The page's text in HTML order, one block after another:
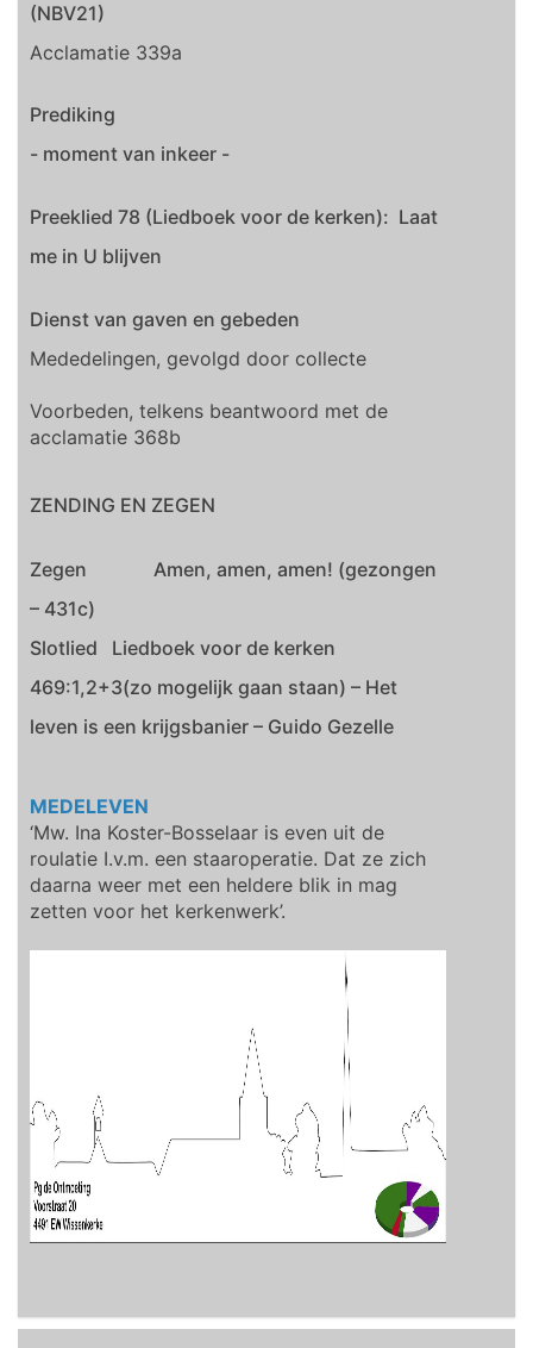
(NBV21)
Acclamatie 339a
Prediking
- moment van inkeer -
Preeklied 78 (Liedboek voor de kerken): Laat
me in U blijven
Dienst van gaven en gebeden
Mededelingen, gevolgd door collecte
Voorbeden, telkens beantwoord met de
acclamatie 368b
ZENDING EN ZEGEN
Zegen Amen, amen, amen! (gezongen
– 431c)
Slotlied Liedboek voor de kerken
469:1,2+3(zo mogelijk gaan staan) – Het
leven is een krijgsbanier – Guido Gezelle
MEDELEVEN
‘Mw. Ina Koster-Bosselaar is even uit de
roulatie I.v.m. een staaroperatie. Dat ze zich
daarna weer met een heldere blik in mag
zetten voor het kerkenwerk’.